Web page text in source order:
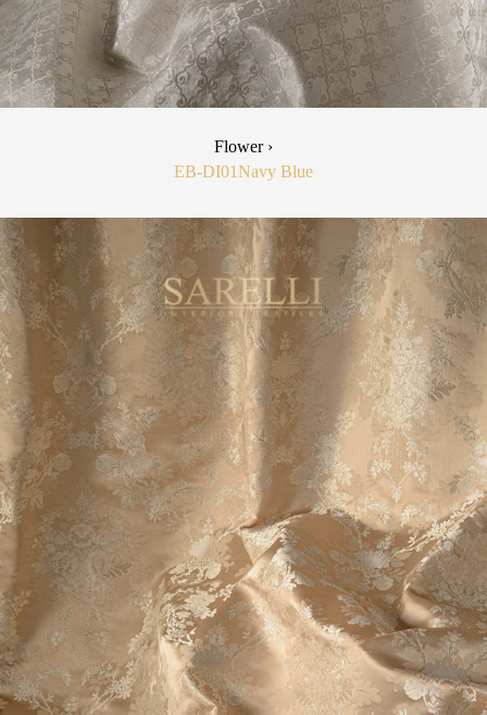
Flower ›
EB-DI01Navy Blue